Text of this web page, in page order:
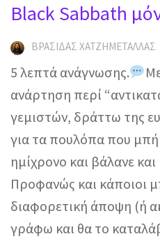
Black Sabbath
ΒΡΑΣΊΔΑΣ ΧΑΤΖΗΜΕΤΑΛΛΆΣ
5 λεπτά ανάγνωσης.
ανάρτηση περί
γεμιστών, δράττω της
για τα πουλόπα που
ημίχρονο και βάλανε
Προφανώς και κάποιοι
διαφορετική άποψη (ή
γράφω και θα το